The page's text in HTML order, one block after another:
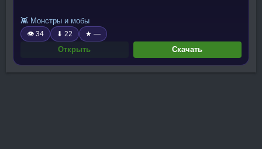
👾 Монстры и мобы
👁 34 ⬇ 22 ★ —
Открыть Скачать